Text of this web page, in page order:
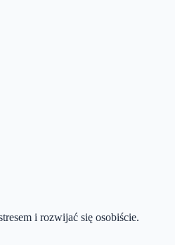
i rozwijać się osobiście.